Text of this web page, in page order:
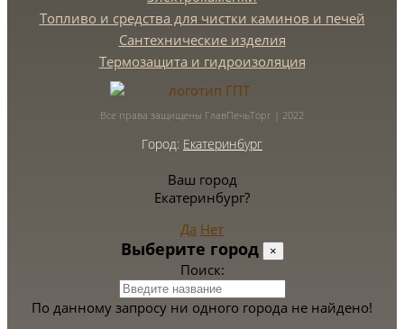
Топливо и средства для чистки каминов и печей
Сантехнические изделия
Термозащита и гидроизоляция
Все права защищены ГлавПечьТорг | 2022
Город: Екатеринбург
Ваш город
Екатеринбург?
Да Нет
Выберите город ×
Поиск:
По данному запросу ни одного города не найдено!